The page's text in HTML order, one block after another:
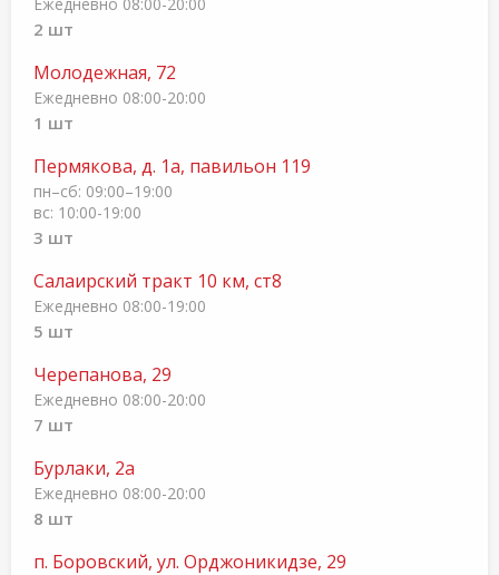
2 шт
Молодежная, 72
Ежедневно 08:00-20:00
1 шт
Пермякова, д. 1а, павильон 119
пн–сб: 09:00–19:00
вс: 10:00-19:00
3 шт
Салаирский тракт 10 км, ст8
Ежедневно 08:00-19:00
5 шт
Черепанова, 29
Ежедневно 08:00-20:00
7 шт
Бурлаки, 2а
Ежедневно 08:00-20:00
8 шт
п. Боровский, ул. Орджоникидзе, 29